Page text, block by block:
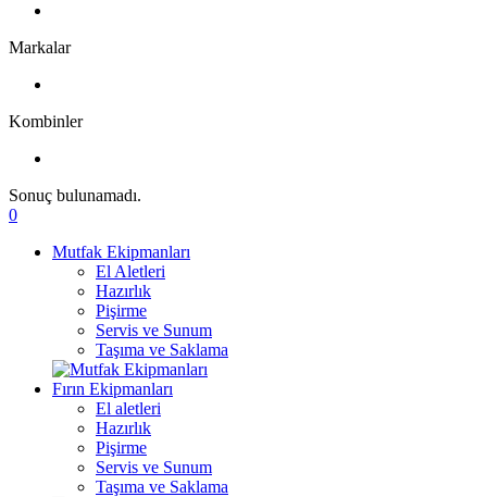
Markalar
Kombinler
Sonuç bulunamadı.
0
Mutfak Ekipmanları
El Aletleri
Hazırlık
Pişirme
Servis ve Sunum
Taşıma ve Saklama
Fırın Ekipmanları
El aletleri
Hazırlık
Pişirme
Servis ve Sunum
Taşıma ve Saklama